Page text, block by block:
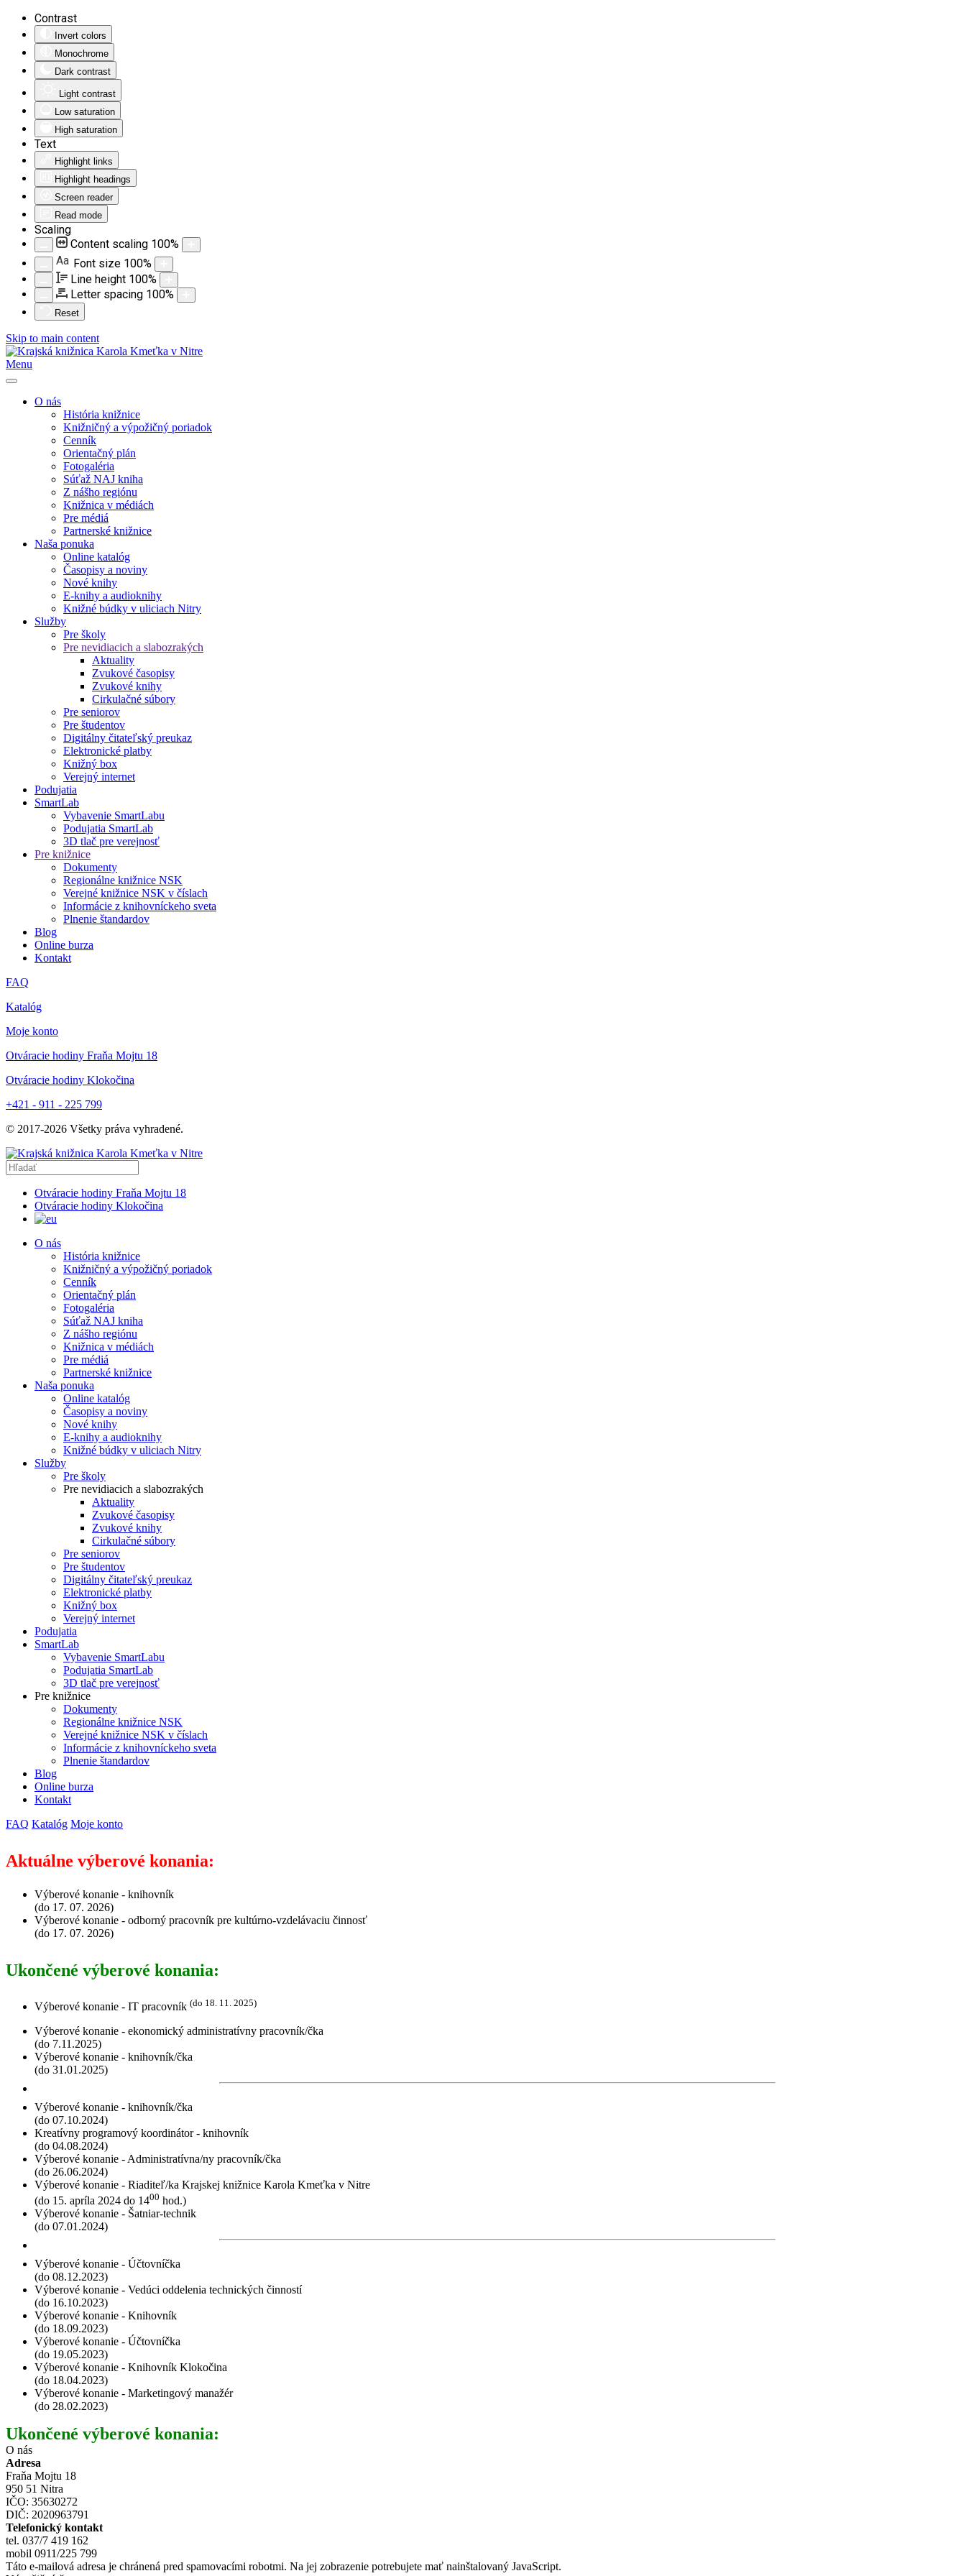
Contrast
Invert colors
Monochrome
Dark contrast
Light contrast
Low saturation
High saturation
Text
Highlight links
Highlight headings
Screen reader
Read mode
Scaling
Content scaling 100%
Aa Font size 100%
Line height 100%
Letter spacing 100%
Reset
Skip to main content
Menu
O nás
História knižnice
Knižničný a výpožičný poriadok
Cenník
Orientačný plán
Fotogaléria
Súťaž NAJ kniha
Z nášho regiónu
Knižnica v médiách
Pre médiá
Partnerské knižnice
Naša ponuka
Online katalóg
Časopisy a noviny
Nové knihy
E-knihy a audioknihy
Knižné búdky v uliciach Nitry
Služby
Pre školy
Pre nevidiacich a slabozrakých
Aktuality
Zvukové časopisy
Zvukové knihy
Cirkulačné súbory
Pre seniorov
Pre študentov
Digitálny čitateľský preukaz
Elektronické platby
Knižný box
Verejný internet
Podujatia
SmartLab
Vybavenie SmartLabu
Podujatia SmartLab
3D tlač pre verejnosť
Pre knižnice
Dokumenty
Regionálne knižnice NSK
Verejné knižnice NSK v číslach
Informácie z knihovníckeho sveta
Plnenie štandardov
Blog
Online burza
Kontakt
FAQ
Katalóg
Moje konto
Otváracie hodiny Fraňa Mojtu 18
Otváracie hodiny Klokočina
+421 - 911 - 225 799
© 2017-2026 Všetky práva vyhradené.
Otváracie hodiny Fraňa Mojtu 18
Otváracie hodiny Klokočina
O nás
História knižnice
Knižničný a výpožičný poriadok
Cenník
Orientačný plán
Fotogaléria
Súťaž NAJ kniha
Z nášho regiónu
Knižnica v médiách
Pre médiá
Partnerské knižnice
Naša ponuka
Online katalóg
Časopisy a noviny
Nové knihy
E-knihy a audioknihy
Knižné búdky v uliciach Nitry
Služby
Pre školy
Pre nevidiacich a slabozrakých
Aktuality
Zvukové časopisy
Zvukové knihy
Cirkulačné súbory
Pre seniorov
Pre študentov
Digitálny čitateľský preukaz
Elektronické platby
Knižný box
Verejný internet
Podujatia
SmartLab
Vybavenie SmartLabu
Podujatia SmartLab
3D tlač pre verejnosť
Pre knižnice
Dokumenty
Regionálne knižnice NSK
Verejné knižnice NSK v číslach
Informácie z knihovníckeho sveta
Plnenie štandardov
Blog
Online burza
Kontakt
FAQ Katalóg Moje konto
Aktuálne výberové konania:
Výberové konanie - knihovník
(do 17. 07. 2026)
Výberové konanie - odborný pracovník pre kultúrno-vzdelávaciu činnosť
(do 17. 07. 2026)
Ukončené výberové konania:
Výberové konanie - IT pracovník (do 18. 11. 2025)
Výberové konanie - ekonomický administratívny pracovník/čka
(do 7.11.2025)
Výberové konanie - knihovník/čka
(do 31.01.2025)
Výberové konanie - knihovník/čka
(do 07.10.2024)
Kreatívny programový koordinátor - knihovník
(do 04.08.2024)
Výberové konanie - Administratívna/ny pracovník/čka
(do 26.06.2024)
Výberové konanie - Riaditeľ/ka Krajskej knižnice Karola Kmeťka v Nitre
(do 15. apríla 2024 do 1400 hod.)
Výberové konanie - Šatniar-technik
(do 07.01.2024)
Výberové konanie - Účtovníčka
(do 08.12.2023)
Výberové konanie - Vedúci oddelenia technických činností
(do 16.10.2023)
Výberové konanie - Knihovník
(do 18.09.2023)
Výberové konanie - Účtovníčka
(do 19.05.2023)
Výberové konanie - Knihovník Klokočina
(do 18.04.2023)
Výberové konanie - Marketingový manažér
(do 28.02.2023)
Ukončené výberové konania:
O nás
Adresa
Fraňa Mojtu 18
950 51 Nitra
IČO: 35630272
DIČ: 2020963791
Telefonický kontakt
tel. 037/7 419 162
mobil 0911/225 799
Táto e-mailová adresa je chránená pred spamovacími robotmi. Na jej zobrazenie potrebujete mať nainštalovaný JavaScript.